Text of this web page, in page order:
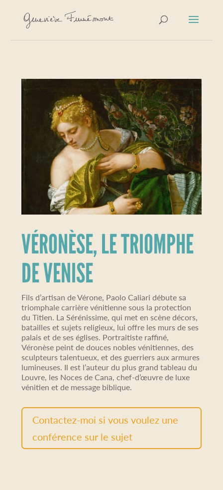
VÉRONÈSE, LE TRIOMPHE
DE VENISE
Fils d’artisan de Vérone, Paolo Caliari débute sa
triomphale carrière vénitienne sous la protection
du Titien. La Sérénissime, qui met en scène décors,
batailles et sujets religieux, lui offre les murs de ses
palais et de ses églises. Portraitiste raffiné,
Véronèse peint de douces nobles vénitiennes, des
sculpteurs talentueux, et des guerriers aux armures
lumineuses. Il est l’auteur du plus grand tableau du
Louvre, les Noces de Cana, chef-d’œuvre de luxe
vénitien et de message biblique.
Contactez-moi si vous voulez une
conférence sur le sujet